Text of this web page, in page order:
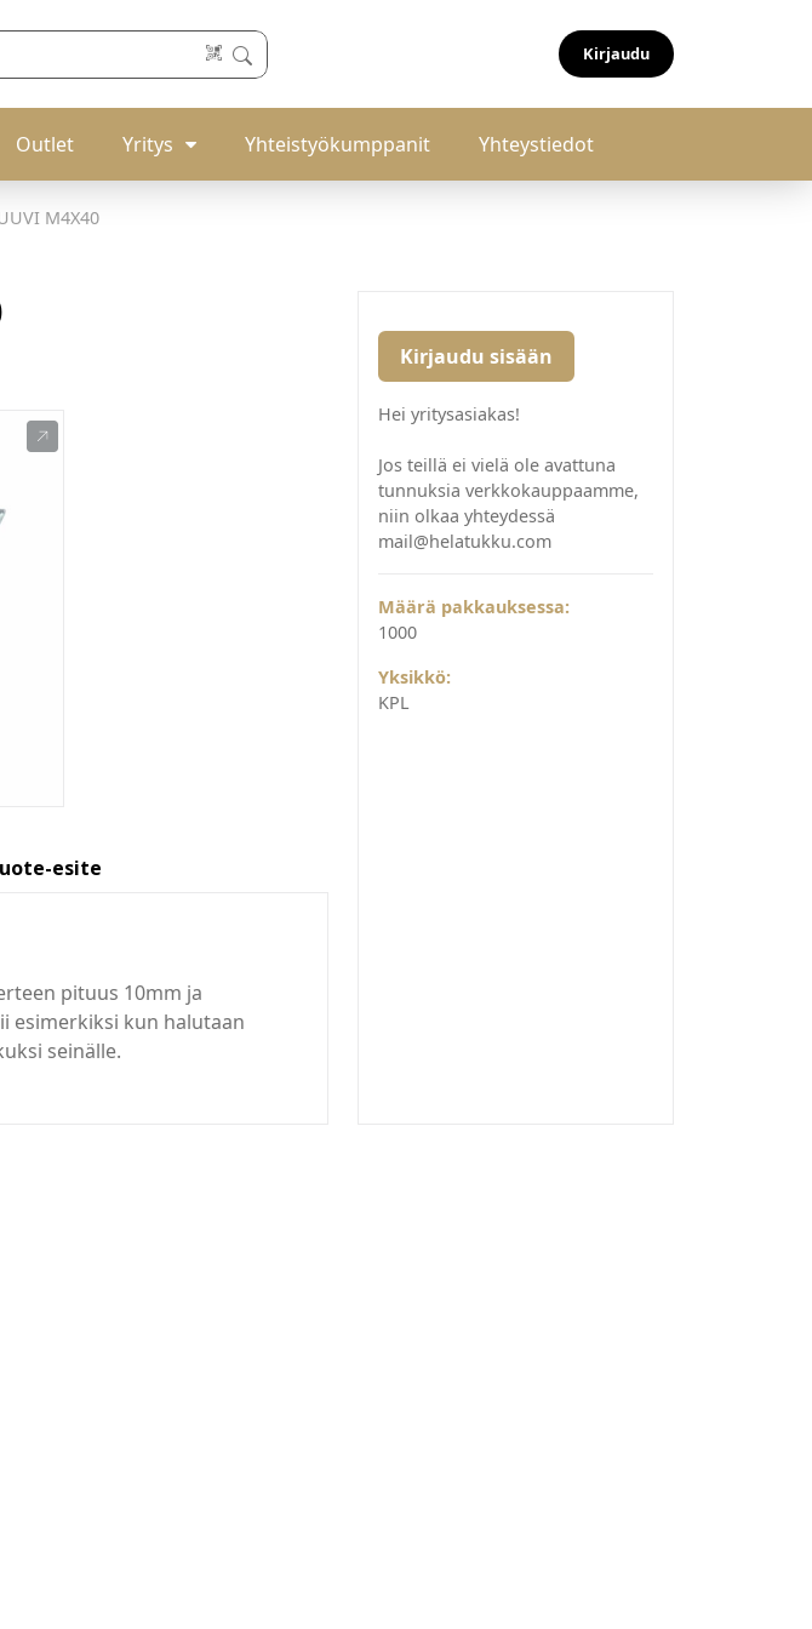
Kirjaudu
Outlet Yritys Yhteistyökumppanit Yhteystiedot
M4X40
esite
pituus 10mm ja
esimerkiksi kun halutaan
seinälle.
Kirjaudu sisään
Hei yritysasiakas!
Jos teillä ei vielä ole avattuna
tunnuksia verkkokauppaamme,
niin olkaa yhteydessä
mail@helatukku.com
Määrä pakkauksessa:
1000
Yksikkö:
KPL